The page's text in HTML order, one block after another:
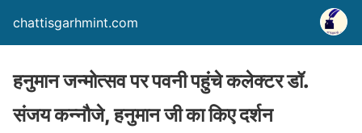
chattisgarhmint.com
हनुमान जन्मोत्सव पर पवनी पहुंचे कलेक्टर डॉ.
संजय कन्नौजे, हनुमान जी का किए दर्शन